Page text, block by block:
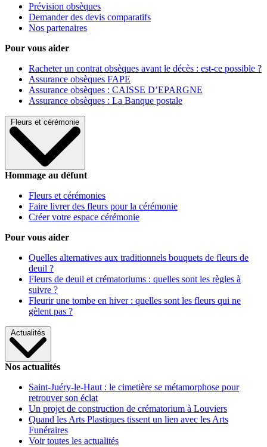
Prévision obsèques
Demander des devis comparatifs
Nos partenaires
Pour vous aider
Racheter un contrat obsèques avant le décès : est-ce possible ?
Assurance obsèques FAPE
Assurance obsèques : CAISSE D’EPARGNE
Assurance obsèques : La Banque postale
Fleurs et cérémonie
Hommage au défunt
Fleurs et cérémonies
Faire livrer des fleurs pour la cérémonie
Créer votre espace cérémonie
Pour vous aider
Quelles alternatives aux traditionnels bouquets de fleurs de
deuil ?
Fleurs de deuil et crématoriums : quelles sont les règles à
suivre ?
Fleurir une tombe en hiver : quelles sont les fleurs qui ne
gèlent pas ?
Actualités
Nos actualités
Saint-Juéry-le-Haut : le cimetière se métamorphose pour
retrouver son éclat
Un projet de construction de crématorium à Louviers
Quand les Arts Plastiques tissent un lien avec les Arts
Funéraires
Voir toutes les actualités